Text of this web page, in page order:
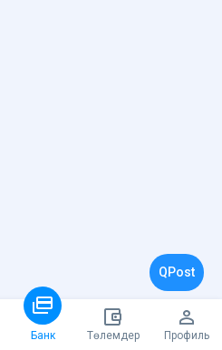
Банк Төлемдер Профиль
QPost